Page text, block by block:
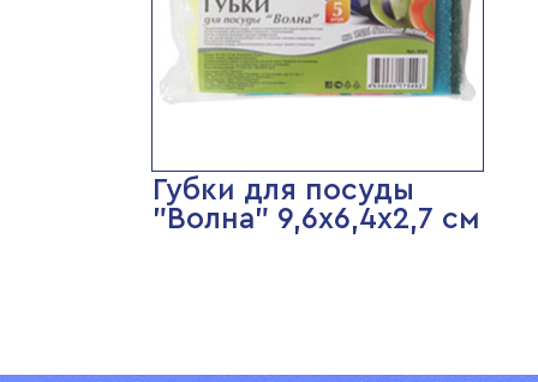
Губки для посуды
"Волна" 9,6х6,4х2,7 см